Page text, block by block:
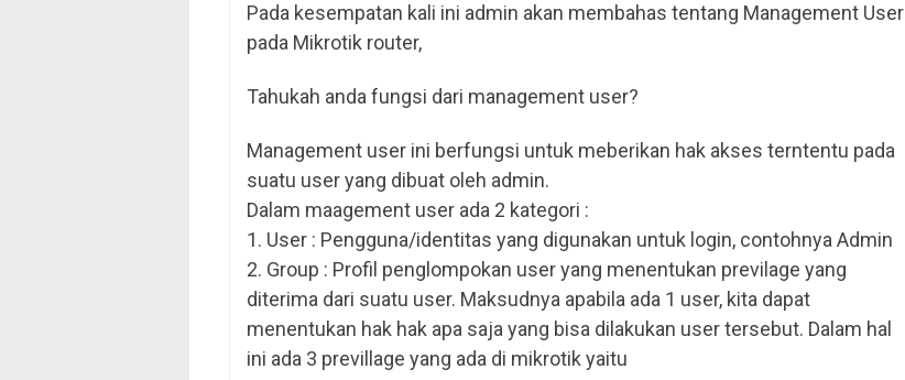
Pada kesempatan kali ini admin akan membahas tentang Management User
pada Mikrotik router,
Tahukah anda fungsi dari management user?
Management user ini berfungsi untuk meberikan hak akses terntentu pada
suatu user yang dibuat oleh admin.
Dalam maagement user ada 2 kategori :
1. User : Pengguna/identitas yang digunakan untuk login, contohnya Admin
2. Group : Profil penglompokan user yang menentukan previlage yang
diterima dari suatu user. Maksudnya apabila ada 1 user, kita dapat
menentukan hak hak apa saja yang bisa dilakukan user tersebut. Dalam hal
ini ada 3 previllage yang ada di mikrotik yaitu